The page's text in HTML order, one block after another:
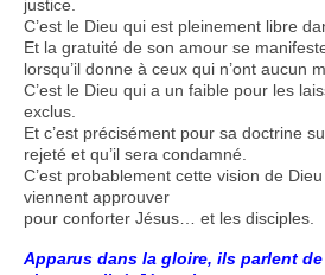
justice.
C’est le Dieu qui est pleinement libre
Et la gratuité de son amour se
lorsqu’il donne à ceux qui n’ont aucun
C’est le Dieu qui a un faible pour les
exclus.
Et c’est précisément pour sa doctrine
rejeté et qu’il sera condamné.
C’est probablement cette vision de
viennent approuver
pour conforter Jésus… et les disciples.
Apparus dans la gloire, ils parlent